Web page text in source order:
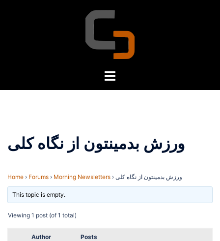
Toggle
ورزش بدمینتون از نگاه کلی
Home › Forums › Morning Newsletters › ورزش بدمینتون از نگاه کلی
This topic is empty.
Viewing 1 post (of 1 total)
Author Posts